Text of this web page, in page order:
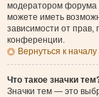
модератором форума
можете иметь
зависимости от
конференции.
Вернуться к началу
Что такое значки
Значки тем — это